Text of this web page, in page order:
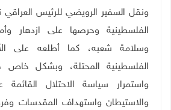
ونقل السفير الرويضي للرئيس العراقي
الفلسطينية وحرصها على ازدهار
وسلامة شعبه، كما أطلعه على
الفلسطينية المحتلة، وبشكل
واستمرار سياسة الاحتلال القائمة
والاستيطان واستهداف المقدسات